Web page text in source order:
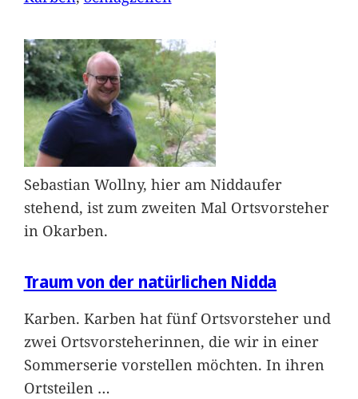
Sebastian Wollny, hier am Niddaufer
stehend, ist zum zweiten Mal Ortsvorsteher
in Okarben.
Traum von der natürlichen Nidda
Karben. Karben hat fünf Ortsvorsteher und
zwei Ortsvorsteherinnen, die wir in einer
Sommerserie vorstellen möchten. In ihren
Ortsteilen …